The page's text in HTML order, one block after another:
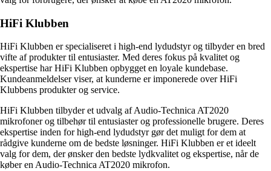
HiFi Klubben
HiFi Klubben er specialiseret i high-end lydudstyr og tilbyder en bred
vifte af produkter til entusiaster. Med deres fokus på kvalitet og
ekspertise har HiFi Klubben opbygget en loyale kundebase.
Kundeanmeldelser viser, at kunderne er imponerede over HiFi
Klubbens produkter og service.
HiFi Klubben tilbyder et udvalg af Audio-Technica AT2020
mikrofoner og tilbehør til entusiaster og professionelle brugere. Deres
ekspertise inden for high-end lydudstyr gør det muligt for dem at
rådgive kunderne om de bedste løsninger. HiFi Klubben er et ideelt
valg for dem, der ønsker den bedste lydkvalitet og ekspertise, når de
køber en Audio-Technica AT2020 mikrofon.